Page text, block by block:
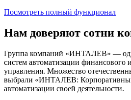
Посмотреть полный функционал
Нам доверяют сотни
Группа компаний «ИНТАЛЕВ» —
систем автоматизации финансового
управления. Множество
выбрали «ИНТАЛЕВ:
автоматизации своей деятельности.